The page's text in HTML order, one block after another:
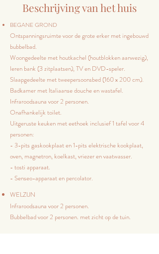
Beschrijving van het huis
BEGANE GROND
Ontspanningsruimte voor de grote erker met ingebouwd
bubbelbad.
Woongedeelte met houtkachel (houtblokken aanwezig),
leren bank (3 zitplaatsen), TV en DVD-speler.
Slaapgedeelte met tweepersoonsbed (160 x 200 cm).
Badkamer met Italiaanse douche en wastafel.
Infraroodsauna voor 2 personen.
Onafhankelijk toilet.
Uitgeruste keuken met eethoek inclusief 1 tafel voor 4
personen:
- 3-pits gaskookplaat en 1-pits elektrische kookplaat,
oven, magnetron, koelkast, vriezer en vaatwasser.
- tosti apparaat.
- Senseo-apparaat en percolator.
WELZIJN
Infraroodsauna voor 2 personen.
Bubbelbad voor 2 personen. met zicht op de tuin.